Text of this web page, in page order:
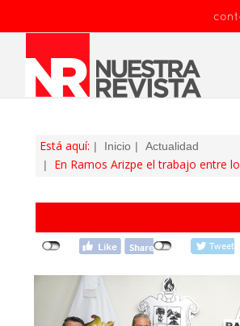
Está aquí: Inicio Actualidad
En Ramos Arizpe el trabajo entre